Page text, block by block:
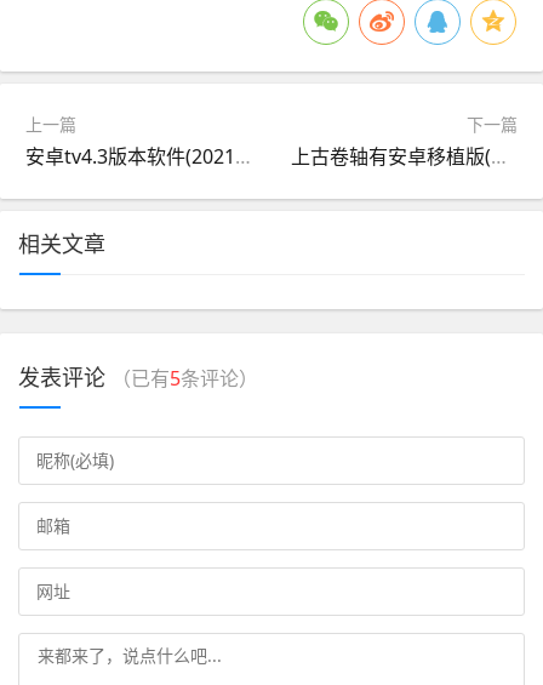
上一篇
安卓tv4.3版本软件(2021年版本安卓tv下载)
下一篇
上古卷轴有安卓移植版(上古卷轴有安卓移植版吗)
相关文章
发表评论 （已有5条评论）